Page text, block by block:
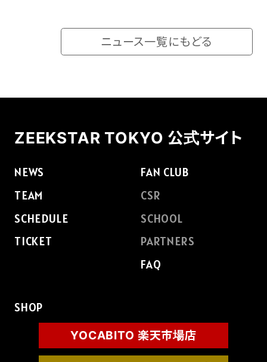
SCHOOL
PARTNERS
CONTACT
ニュース一覧にもどる
ZEEKSTAR TOKYO 公式サイト
NEWS
TEAM
SCHEDULE
TICKET
FAN CLUB
CSR
SCHOOL
PARTNERS
FAQ
SHOP
YOCABITO 楽天市場店